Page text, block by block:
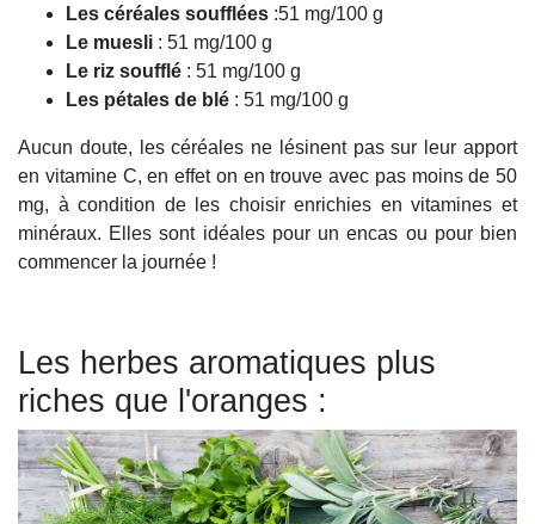
Les céréales soufflées :51 mg/100 g
Le muesli : 51 mg/100 g
Le riz soufflé : 51 mg/100 g
Les pétales de blé : 51 mg/100 g
Aucun doute, les céréales ne lésinent pas sur leur apport
en vitamine C, en effet on en trouve avec pas moins de 50
mg, à condition de les choisir enrichies en vitamines et
minéraux. Elles sont idéales pour un encas ou pour bien
commencer la journée !
Les herbes aromatiques plus
riches que l'oranges :